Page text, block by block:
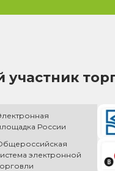
России
электронной